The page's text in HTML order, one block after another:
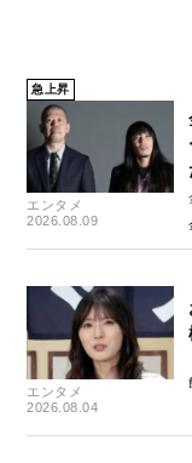
急上昇
エンタメ
2026.08.09
エンタメ
2026.08.04